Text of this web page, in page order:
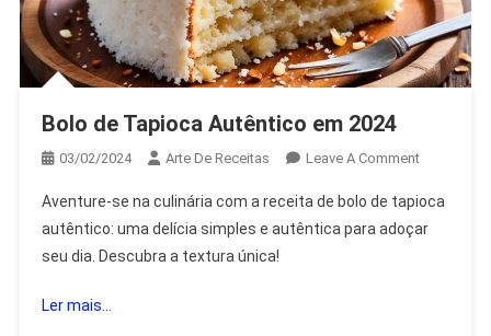
Bolo de Tapioca Autêntico em 2024
03/02/2024 Arte De Receitas Leave A CommentOn
De
Tapioca
Aventure-se na culinária com a receita de bolo de tapioca
autêntico: uma delícia simples e autêntica para adoçar
seu dia. Descubra a textura única!
Ler mais...